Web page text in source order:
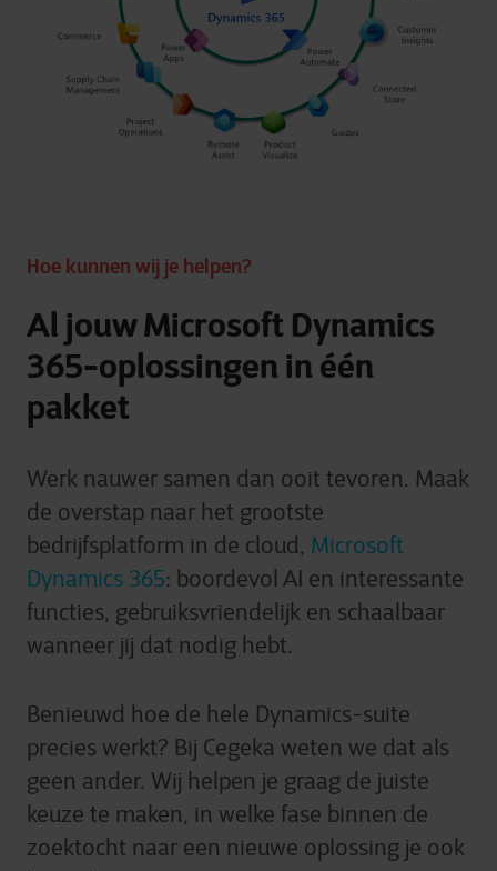
Hoe kunnen wij je helpen?
Al jouw Microsoft Dynamics
365-oplossingen in één
pakket
Werk nauwer samen dan ooit tevoren. Maak
de overstap naar het grootste
bedrijfsplatform in de cloud, Microsoft
Dynamics 365: boordevol AI en interessante
functies, gebruiksvriendelijk en schaalbaar
wanneer jij dat nodig hebt.
Benieuwd hoe de hele Dynamics-suite
precies werkt? Bij Cegeka weten we dat als
geen ander. Wij helpen je graag de juiste
keuze te maken, in welke fase binnen de
zoektocht naar een nieuwe oplossing je ook